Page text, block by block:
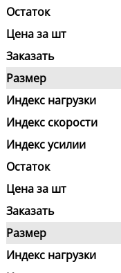
Остаток
Цена за шт
Заказать
Размер
Индекс нагрузки
Индекс скорости
Индекс усилии
Остаток
Цена за шт
Заказать
Размер
Индекс нагрузки